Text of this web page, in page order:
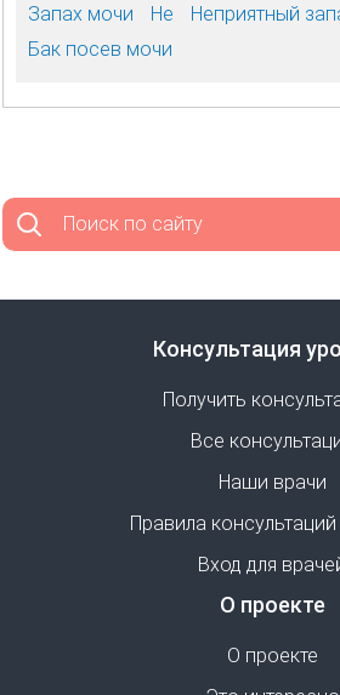
Запах мочи
Не Неприятный
Бак посев мочи
Поиск по сайту
Консультация
Получить
Все
Наши врачи
Правила
Вход для
О проекте
О проекте